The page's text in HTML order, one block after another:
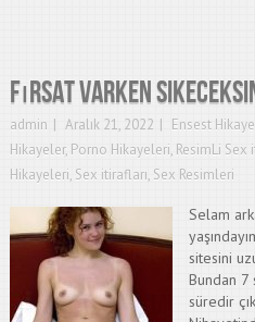
Fırsat Varken
admin Aralık 21, 2022 Ensest
Hikayeler, Porno Hikayeleri, ResimLi Sex
Hikayeleri, Sex itirafları, Sex Resimleri
Selam
sitesini
Bundan 7
süredir